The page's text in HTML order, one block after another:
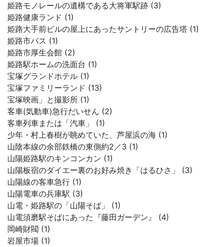
姫路モノレールの遺構である大将軍駅跡 (3)
姫路健康ランド (1)
姫路大手前ビルの屋上にあったサントリーの広告塔 (1)
姫路市バス (1)
姫路市厚生会館 (2)
姫路駅ホームの洗面台 (1)
宝塚グランドホテル (1)
宝塚ファミリーランド (13)
宝塚映画」と撮影所 (1)
客車(気動車)急行だいせん (2)
客車列車または「汽車」 (1)
少年・村上春樹が眺めていた、芦屋浜の海 (1)
山陰本線の余部鉄橋の東側約2／3 (1)
山陽姫路駅のキンコンカン (1)
山陽板宿のダイエー裏のお好み焼き「はるひさ」 (3)
山陽線の客車急行 (1)
山陽電車の兵庫駅 (3)
山電・姫路駅の「山陽そば」 (1)
山電須磨駅そばにあった『藤田ガーデン』 (4)
岡崎財閥 (1)
岩屋市場 (1)